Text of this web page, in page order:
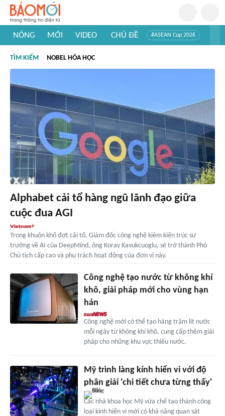
NÓNG MỚI VIDEO CHỦ ĐỀ #ASEAN Cup 2026
#Khám phá thế giới
TÌM KIẾM NOBEL HÓA HỌC
Alphabet cải tổ hàng ngũ lãnh đạo giữa
cuộc đua AGI
Trong khuôn khổ đợt cải tổ, Giám đốc công nghệ kiêm kiến trúc sư
trưởng về AI của DeepMind, ông Koray Kavukcuoglu, sẽ trở thành Phó
Chủ tịch cấp cao và phụ trách hoạt động của đơn vị này.
Công nghệ tạo nước từ không khí
khô, giải pháp mới cho vùng hạn
hán
Công nghệ mới có thể tạo hàng trăm lít nước
mỗi ngày từ không khí khô, cung cấp thêm giải
pháp cho những khu vực thiếu nước.
Mỹ trình làng kính hiển vi với độ
phân giải 'chi tiết chưa từng thấy'
Các nhà khoa học Mỹ vừa chế tạo thành công
loại kính hiển vi mới có khả năng quan sát